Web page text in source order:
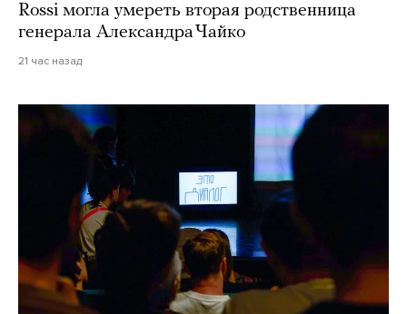
Rossi могла умереть вторая родственница
генерала Александра Чайко
21 час назад